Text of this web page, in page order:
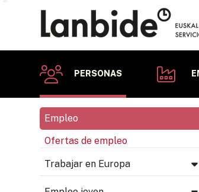
PERSONAS
Empleo
Ofertas de empleo
Trabajar en Europa